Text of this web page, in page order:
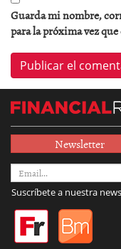
Guarda mi nombre,
para la próxima vez
Newsletter
Suscríbete a nuestra